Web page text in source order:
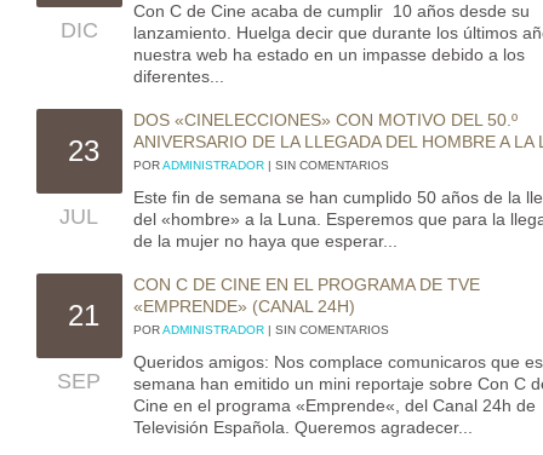
DIC
Con C de Cine acaba de cumplir 10 años desde su
lanzamiento. Huelga decir que durante los últimos
nuestra web ha estado en un impasse debido a los
diferentes...
23
JUL
DOS «CINELECCIONES» CON MOTIVO DEL 50.º
ANIVERSARIO DE LA LLEGADA DEL HOMBRE A LA
PORADMINISTRADOR| SIN COMENTARIOS
Este fin de semana se han cumplido 50 años de la
del «hombre» a la Luna. Esperemos que para la
de la mujer no haya que esperar...
21
SEP
CON C DE CINE EN EL PROGRAMA DE TVE
«EMPRENDE» (CANAL 24H)
PORADMINISTRADOR| SIN COMENTARIOS
Queridos amigos: Nos complace comunicaros que
semana han emitido un mini reportaje sobre Con C
Cine en el programa «Emprende«, del Canal 24h de
Televisión Española. Queremos agradecer...